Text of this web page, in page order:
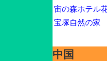
宙の森ホテル
宝塚自然の家
中国